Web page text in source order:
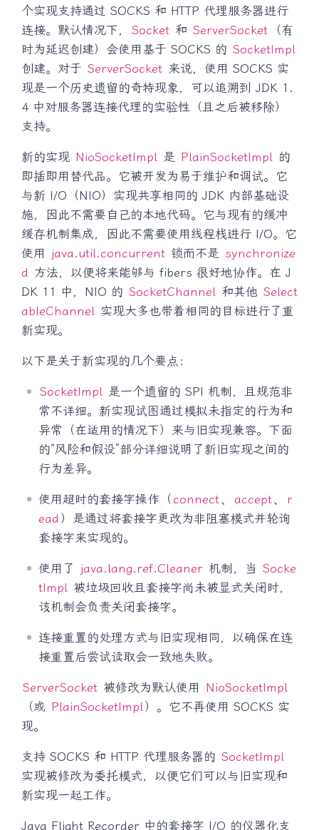
个实现支持通过 SOCKS 和 HTTP 代理服务器进行
连接。默认情况下， Socket 和 ServerSocket （有
时为延迟创建）会使用基于 SOCKS 的 SocketImpl
创建。对于 ServerSocket 来说，使用 SOCKS 实
现是一个历史遗留的奇特现象，可以追溯到 JDK 1.
4 中对服务器连接代理的实验性（且之后被移除）
支持。
新的实现 NioSocketImpl 是 PlainSocketImpl 的
即插即用替代品。它被开发为易于维护和调试。它
与新 I/O（NIO）实现共享相同的 JDK 内部基础设
施，因此不需要自己的本地代码。它与现有的缓冲
缓存机制集成，因此不需要使用线程栈进行 I/O。它
使用 java.util.concurrent 锁而不是 synchronize
d 方法，以便将来能够与 fibers 很好地协作。在 J
DK 11 中，NIO 的 SocketChannel 和其他 Select
ableChannel 实现大多也带着相同的目标进行了重
新实现。
以下是关于新实现的几个要点：
SocketImpl 是一个遗留的 SPI 机制，且规范非
常不详细。新实现试图通过模拟未指定的行为和
异常（在适用的情况下）来与旧实现兼容。下面
的“风险和假设”部分详细说明了新旧实现之间的
行为差异。
使用超时的套接字操作（ connect、 accept、
r
ead ）是通过将套接字更改为非阻塞模式并轮询
套接字来实现的。
使用了 java.lang.ref.Cleaner 机制，当 Socke
tImpl 被垃圾回收且套接字尚未被显式关闭时，
该机制会负责关闭套接字。
连接重置的处理方式与旧实现相同，以确保在连
接重置后尝试读取会一致地失败。
ServerSocket 被修改为默认使用 NioSocketImpl
（或 PlainSocketImpl ）。它不再使用 SOCKS 实
现。
支持 SOCKS 和 HTTP 代理服务器的 SocketImpl
实现被修改为委托模式，以便它们可以与旧实现和
新实现一起工作。
Java Flight Recorder 中的套接字 I/O 的仪器化支